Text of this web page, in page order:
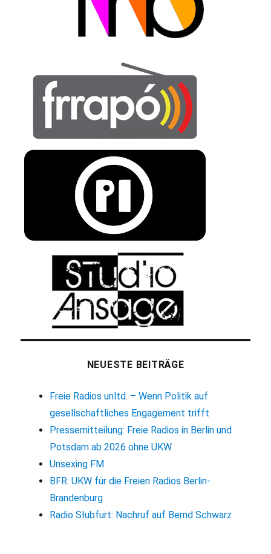
NEUESTE BEITRÄGE
Freie Radios unltd. – Wenn Politik auf
gesellschaftliches Engagement trifft
Pressemitteilung: Freie Radios in Berlin und
Potsdam ab 2026 ohne UKW
Unsexing FM
BFR: UKW für die Freien Radios Berlin-
Brandenburg
Radio Słubfurt: Nachruf auf Bernd Schwarz